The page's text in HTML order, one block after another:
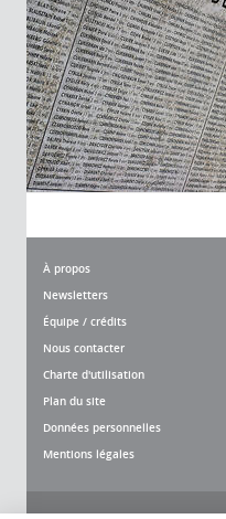
À propos
Newsletters
Équipe / crédits
Nous contacter
Charte d'utilisation
Plan du site
Données personnelles
Mentions légales